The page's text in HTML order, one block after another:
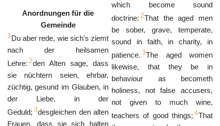
Anordnungen für die
Gemeinde
1Du aber rede, wie sich's ziemt
nach der heilsamen
Lehre: 2den Alten sage, dass
sie nüchtern seien, ehrbar,
züchtig, gesund im Glauben, in
der Liebe, in der
Geduld; 3desgleichen den alten
Frauen, dass sie sich halten
which become sound
doctrine: 2That the aged men
be sober, grave, temperate,
sound in faith, in charity, in
patience. 3The aged women
likewise, that they be in
behaviour as becometh
holiness, not false accusers,
not given to much wine,
teachers of good things; 4That